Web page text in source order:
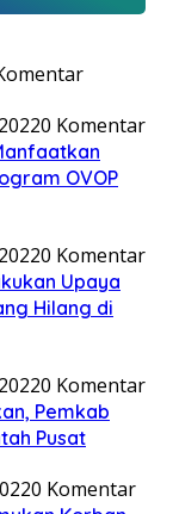
0 Komentar
OVOP
0 Komentar
Upaya
Hilang di
0 Komentar
Pemkab
Pusat
0 Komentar